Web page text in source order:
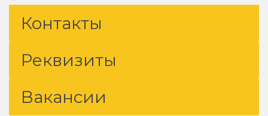
Контакты
Реквизиты
Вакансии